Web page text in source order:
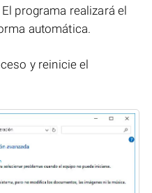
programa realizará el
automática.
y reinicie el